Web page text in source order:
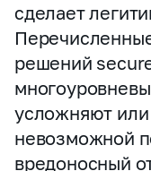
сделает
решений
усложняют
невозможной
вредоносный